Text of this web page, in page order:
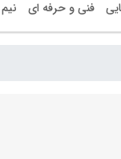
فنی و حرفه ای